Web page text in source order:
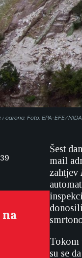
odrona. Foto: EPA-EFE/
Šest
mail
zahtjev
Tokom
su se